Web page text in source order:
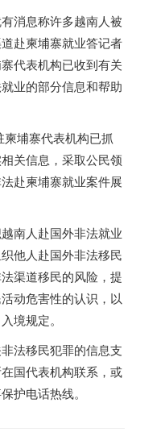
消息称许多越南人被
赴柬埔寨就业答记者
代表机构已收到有关
业的部分信息和帮助
埔寨代表机构已抓
关信息，采取公民领
赴柬埔寨就业案件展
南人赴国外非法就业
他人赴国外非法移民
渠道移民的风险，提
动危害性的认识，以
境规定。
法移民犯罪的信息支
国代表机构联系，或
护电话热线。